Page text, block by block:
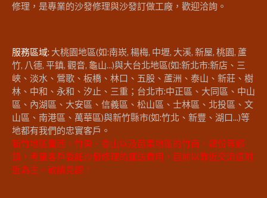
修理，是專業的沙發修理與沙發訂做工廠，歡迎洽詢。
服務區域: 大桃園地區(如:南崁, 楊梅, 中壢, 大溪, 新屋, 桃園, 蘆
竹, 八德, 平鎮, 觀音, 龜山...)與大台北地區(如:新北市:新店、三
峽、淡水、鶯歌、板橋、林口、五股、蘆洲、泰山、新莊、樹
林、中和、永和、汐止、三重；台北市:中正區、大同區、中山
區、內湖區、大安區、信義區、松山區、士林區、北投區、文
山區、南港區、萬華區)與新竹縣市(如:竹北、新豐、湖口...)等
地都有我們的忠實客戶。
新竹地區關西、竹東、香山以及苗栗地區的竹南、頭份等鄉
鎮，考量客戶委託沙發修理的運送費用，目前以靠近交流道附
近為主。敬請見諒！